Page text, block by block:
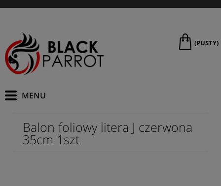
(PUSTY)
Balon foliowy litera J czerwona
35cm 1szt